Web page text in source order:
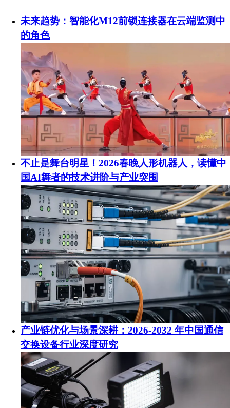
未来趋势：智能化M12前锁连接器在云端监测中
的角色
不止是舞台明星！2026春晚人形机器人，读懂中
国AI舞者的技术进阶与产业突围
产业链优化与场景深耕：2026-2032 年中国通信
交换设备行业深度研究